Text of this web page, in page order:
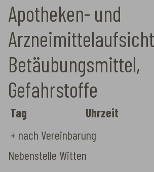
Apotheken- und
Betäubungsmittel,
Gefahrstoffe
Tag
Uhrzeit
+ nach Vereinbarung
Nebenstelle Witten